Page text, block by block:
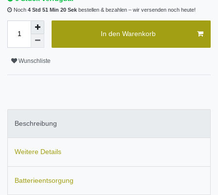
Noch 4 Std 51 Min 20 Sek bestellen & bezahlen – wir versenden noch heute!
In den Warenkorb
Wunschliste
Beschreibung
Weitere Details
Batterieentsorgung